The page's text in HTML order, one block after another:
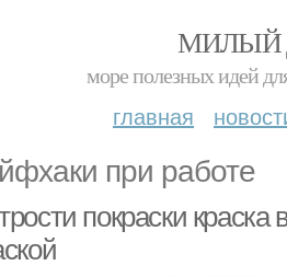
МИЛЫЙ
море полезных идей
главная
при работе
покраски